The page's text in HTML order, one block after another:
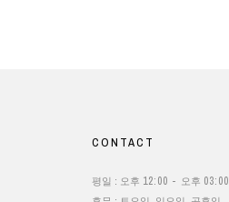
CONTACT
평일 : 오후 12:00 - 오후 03:00